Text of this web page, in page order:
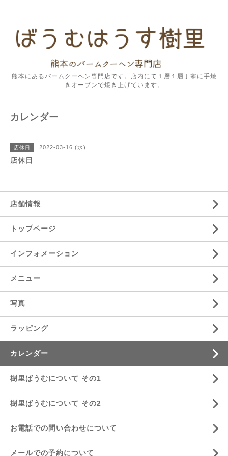
熊本にあるバームクーヘン専門店です。店内にて１層１層丁寧に手焼
きオーブンで焼き上げています。
カレンダー
店休日 2022-03-16 (水)
店休日
店舗情報
トップページ
インフォメーション
メニュー
写真
ラッピング
カレンダー
樹里ばうむについて その1
樹里ばうむについて その2
お電話での問い合わせについて
メールでの予約について